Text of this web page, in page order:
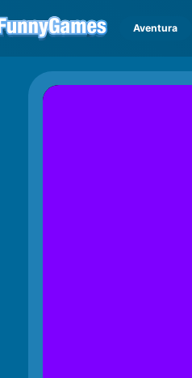
Aventura